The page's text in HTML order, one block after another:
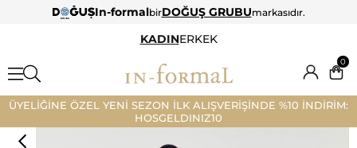
In-formalbirDOĞUŞ GRUBUmarkasıdır.
KADINERKEK
0
ÜYELİĞİNE ÖZEL YENİ SEZON İLK ALIŞVERİŞİNDE %10 İNDİRİM:
HOSGELDINIZ10